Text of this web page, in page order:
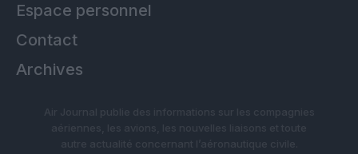
Espace personnel
Contact
Archives